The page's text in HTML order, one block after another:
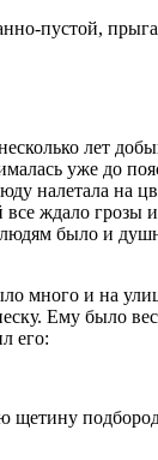
пустой,
лет
уже до
налетала на
ждало грозы и
людям было и
много и на
Ему было
его:
щетину